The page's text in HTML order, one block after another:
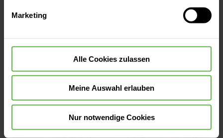
widerrufen.
Marketing
Alle Cookies zulassen
Meine Auswahl erlauben
Nur notwendige Cookies